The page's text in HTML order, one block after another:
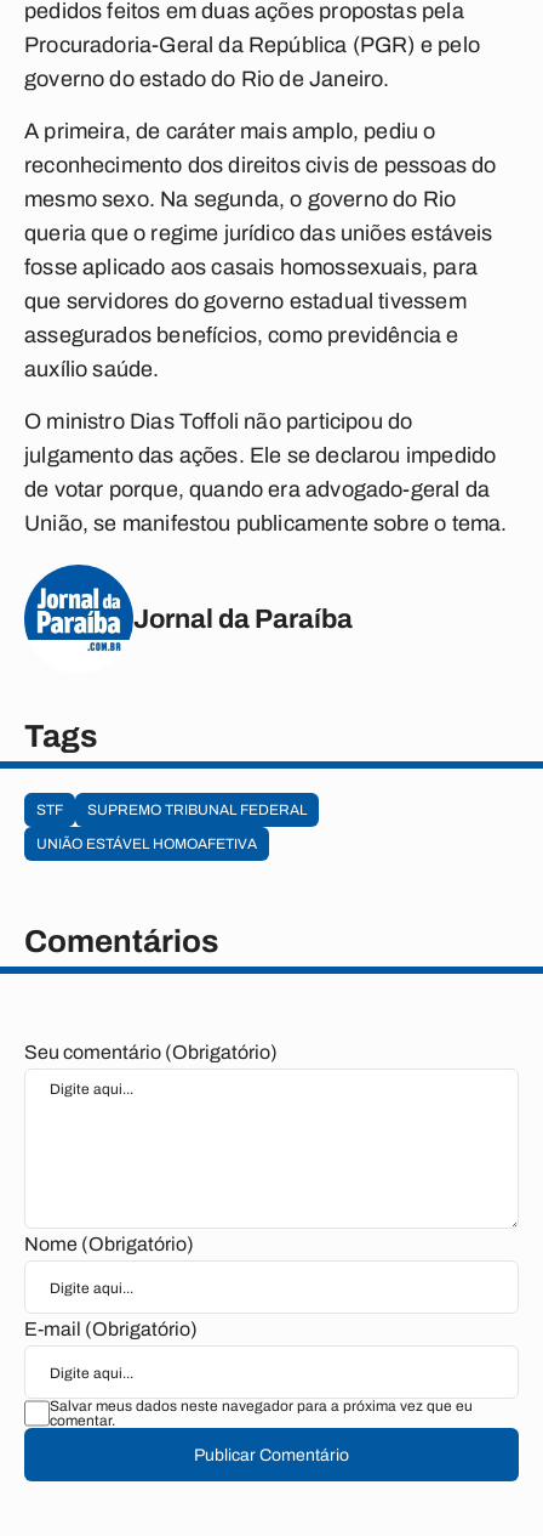
pedidos feitos em duas ações propostas pela
Procuradoria-Geral da República (PGR) e pelo
governo do estado do Rio de Janeiro.
A primeira, de caráter mais amplo, pediu o
reconhecimento dos direitos civis de pessoas do
mesmo sexo. Na segunda, o governo do Rio
queria que o regime jurídico das uniões estáveis
fosse aplicado aos casais homossexuais, para
que servidores do governo estadual tivessem
assegurados benefícios, como previdência e
auxílio saúde.
O ministro Dias Toffoli não participou do
julgamento das ações. Ele se declarou impedido
de votar porque, quando era advogado-geral da
União, se manifestou publicamente sobre o tema.
Jornal da Paraíba
Tags
STF
SUPREMO TRIBUNAL FEDERAL
UNIÃO ESTÁVEL HOMOAFETIVA
Comentários
Seu comentário (Obrigatório)
Nome (Obrigatório)
E-mail (Obrigatório)
Salvar meus dados neste navegador para a próxima vez que eu
comentar.
Publicar Comentário